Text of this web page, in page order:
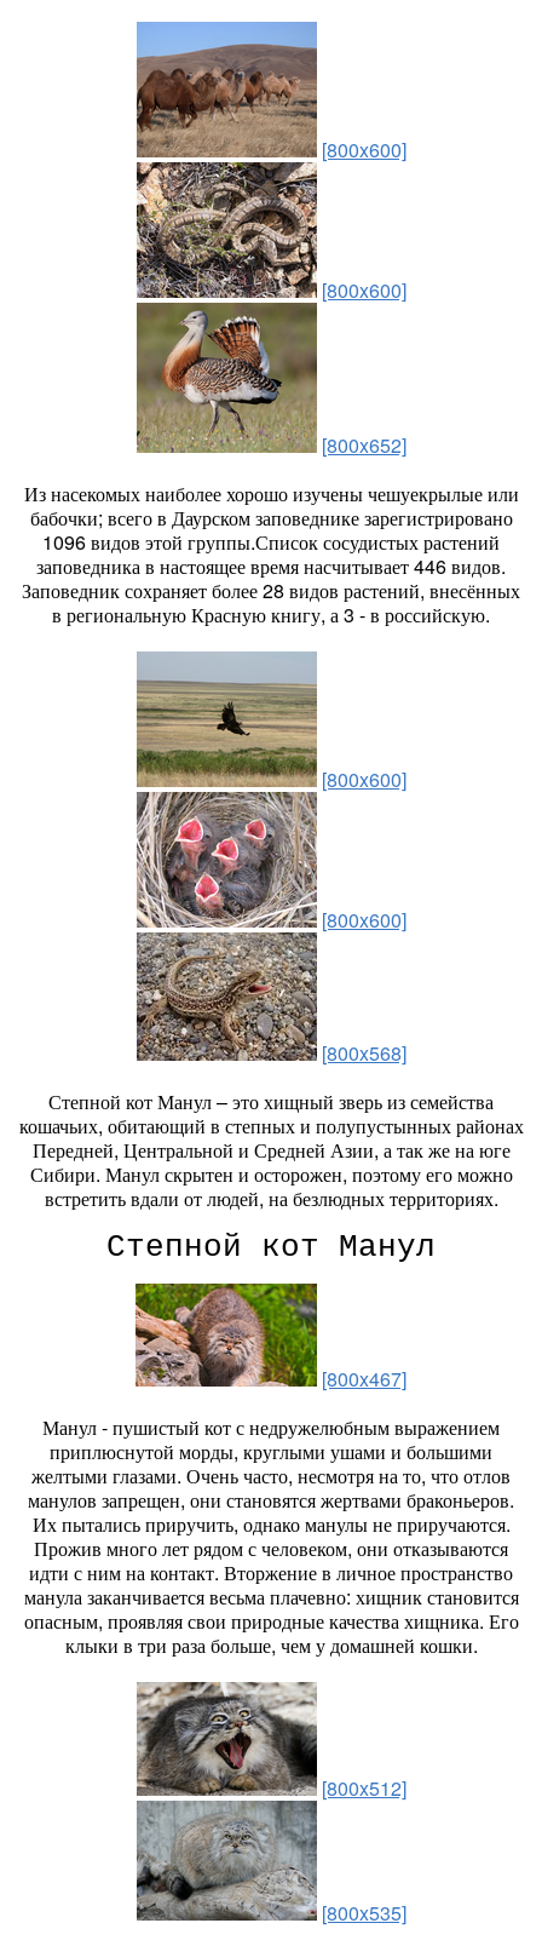
[800x600]
[800x600]
[800x652]
Из насекомых наиболее хорошо изучены чешуекрылые или
бабочки; всего в Даурском заповеднике зарегистрировано
1096 видов этой группы.Список сосудистых растений
заповедника в настоящее время насчитывает 446 видов.
Заповедник сохраняет более 28 видов растений, внесённых
в региональную Красную книгу, а 3 - в российскую.
[800x600]
[800x600]
[800x568]
Степной кот Манул – это хищный зверь из семейства
кошачьих, обитающий в степных и полупустынных районах
Передней, Центральной и Средней Азии, а так же на юге
Сибири. Манул скрытен и осторожен, поэтому его можно
встретить вдали от людей, на безлюдных территориях.
Степной кот Манул
[800x467]
Манул - пушистый кот с недружелюбным выражением
приплюснутой морды, круглыми ушами и большими
желтыми глазами. Очень часто, несмотря на то, что отлов
манулов запрещен, они становятся жертвами браконьеров.
Их пытались приручить, однако манулы не приручаются.
Прожив много лет рядом с человеком, они отказываются
идти с ним на контакт. Вторжение в личное пространство
манула заканчивается весьма плачевно: хищник становится
опасным, проявляя свои природные качества хищника. Его
клыки в три раза больше, чем у домашней кошки.
[800x512]
[800x535]